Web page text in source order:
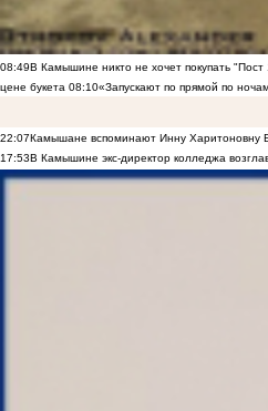
08:49В Камышине никто не хочет покупать "Пост
цене букета 08:10«Запускают по прямой по
22:07Камышане вспоминают Инну Харитоновну
17:53В Камышине экс-директор колледжа